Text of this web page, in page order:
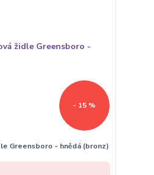
- 15 %
Greensboro - hnědá (bronz)